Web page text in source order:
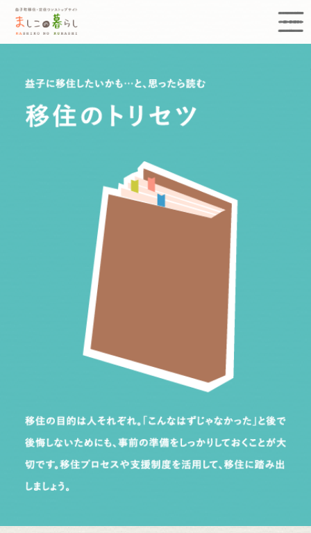
益子町移住定住ワンストップサイト ま